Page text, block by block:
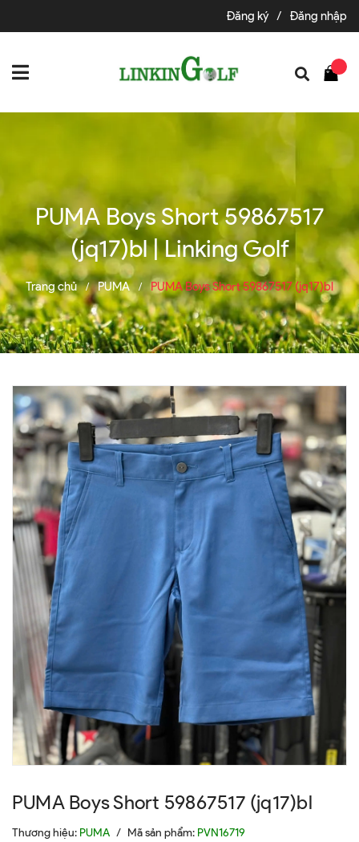
Đăng ký / Đăng nhập
PUMA Boys Short 59867517
(jq17)bl | Linking Golf
Trang chủ / PUMA / PUMA Boys Short 59867517 (jq17)bl
PUMA Boys Short 59867517 (jq17)bl
Thương hiệu: PUMA / Mã sản phẩm: PVN16719